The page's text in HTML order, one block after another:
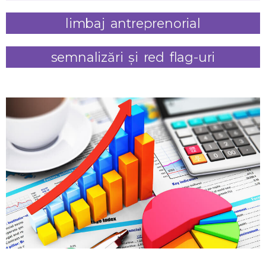
limbaj antreprenorial
semnalizări și red flag-uri